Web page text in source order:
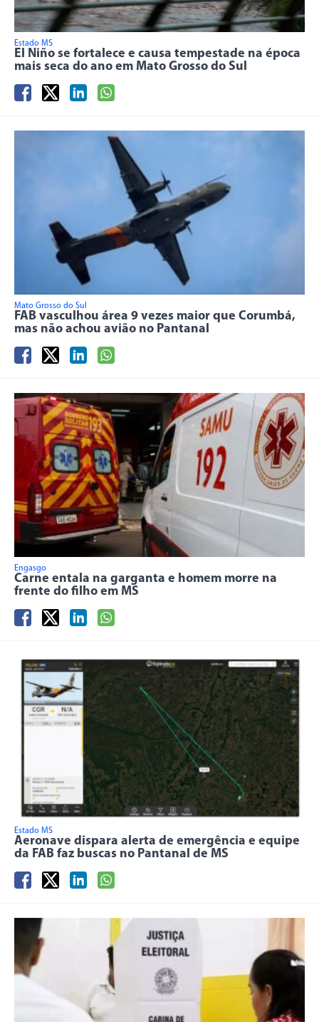
Estado MS
El Niño se fortalece e causa tempestade na época
mais seca do ano em Mato Grosso do Sul
Mato Grosso do Sul
FAB vasculhou área 9 vezes maior que Corumbá,
mas não achou avião no Pantanal
Engasgo
Carne entala na garganta e homem morre na
frente do filho em MS
Estado MS
Aeronave dispara alerta de emergência e equipe
da FAB faz buscas no Pantanal de MS